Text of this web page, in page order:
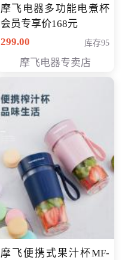
摩飞电器多功能电煮杯
会员专享价168元
299.00
库存95
摩飞电器专卖店
摩飞便携式果汁杯MF-